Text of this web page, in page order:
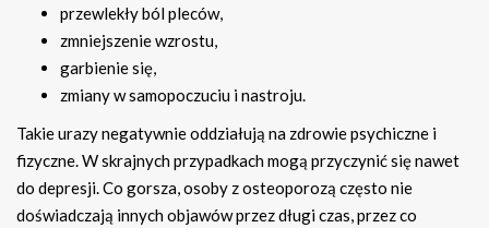
przewlekły ból pleców,
zmniejszenie wzrostu,
garbienie się,
zmiany w samopoczuciu i nastroju.
Takie urazy negatywnie oddziałują na zdrowie psychiczne i
fizyczne. W skrajnych przypadkach mogą przyczynić się nawet
do depresji. Co gorsza, osoby z osteoporozą często nie
doświadczają innych objawów przez długi czas, przez co